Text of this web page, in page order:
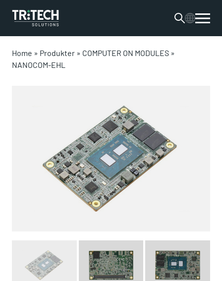
Home » Produkter » COMPUTER ON MODULES »
NANOCOM-EHL